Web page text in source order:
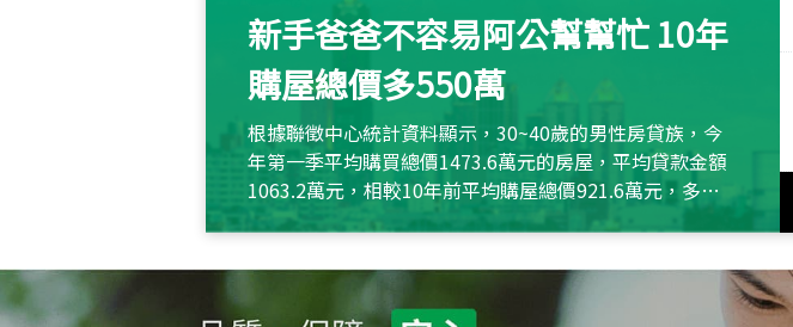
新手爸爸不容易阿公幫幫忙 10年
購屋總價多550萬
根據聯徵中心統計資料顯示，30~40歲的男性房貸族，今
年第一季平均購買總價1473.6萬元的房屋，平均貸款金額
1063.2萬元，相較10年前平均購屋總價921.6萬元，多出
約550萬元，且貸款金額也多